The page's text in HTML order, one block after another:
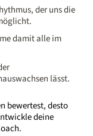
der uns die
damit alle im
lässt.
bewertest, desto
deine